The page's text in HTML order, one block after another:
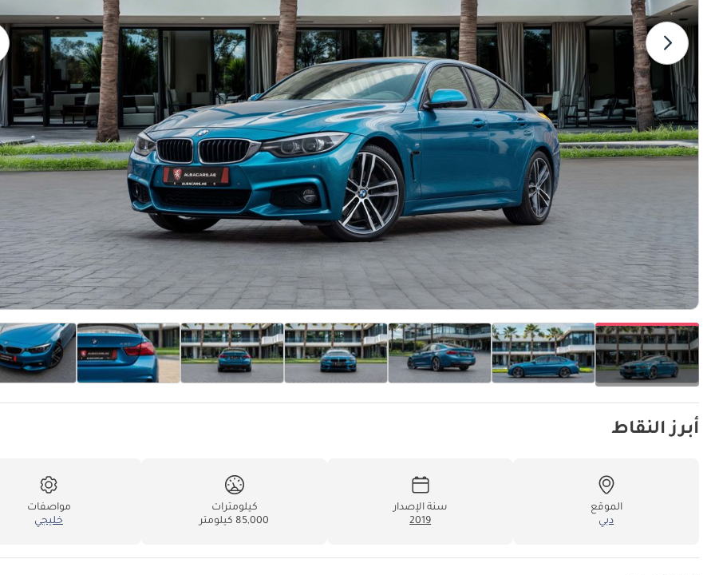
أبرز النقاط
الموقع
دبي
سنة الإصدار
2019
كيلومترات
85,000 كيلومتر
مواصفات
خليجي